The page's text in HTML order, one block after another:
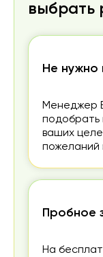
выбрать
Не нужно
Менеджер
подобрать
ваших
пожеланий
Пробное
На